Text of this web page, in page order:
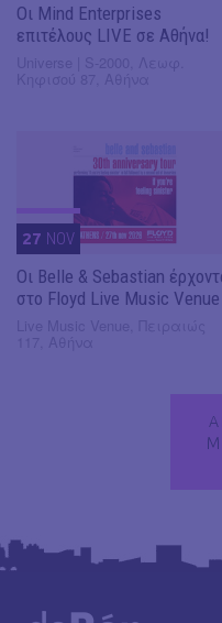
Οι Mind Enterprises
επιτέλους LIVE σε Αθήνα!
27 NOV
Οι Belle & Sebastian
στο Floyd Live Music Venue